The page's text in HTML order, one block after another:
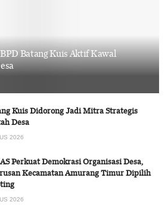
Batang Kuis Aktif Kawal
Kuis Didorong Jadi Mitra Strategis
Desa
2026
Perkuat Demokrasi Organisasi Desa,
Kecamatan Amurang Timur Dipilih
2026